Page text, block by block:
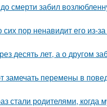
смерти забил
пор ненавидит его из-
десять лет, а о другом
перемены в
стали родителями, когда